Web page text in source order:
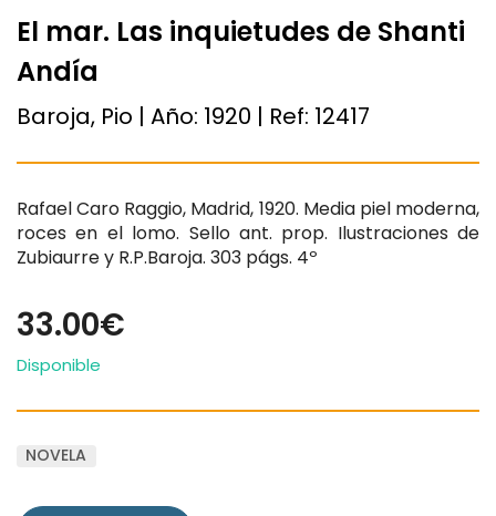
El mar. Las inquietudes de Shanti
Andía
Baroja, Pio | Año: 1920 | Ref: 12417
Rafael Caro Raggio, Madrid, 1920. Media piel moderna,
roces en el lomo. Sello ant. prop. Ilustraciones de
Zubiaurre y R.P.Baroja. 303 págs. 4º
33.00€
Disponible
NOVELA